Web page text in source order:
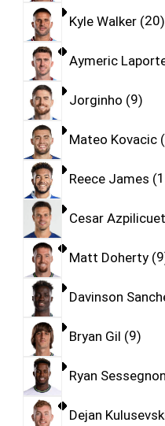
Kyle Walker 20
Aymeric
Jorginho 9
Mateo Kovacic
Reece James
Cesar
Matt Doherty 9
Davinson
Bryan Gil 9
Ryan Sessegnon
Dejan